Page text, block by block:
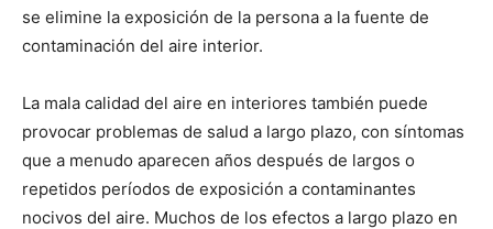
se elimine la exposición de la persona a la fuente de
contaminación del aire interior.
La mala calidad del aire en interiores también puede
provocar problemas de salud a largo plazo, con síntomas
que a menudo aparecen años después de largos o
repetidos períodos de exposición a contaminantes
nocivos del aire. Muchos de los efectos a largo plazo en